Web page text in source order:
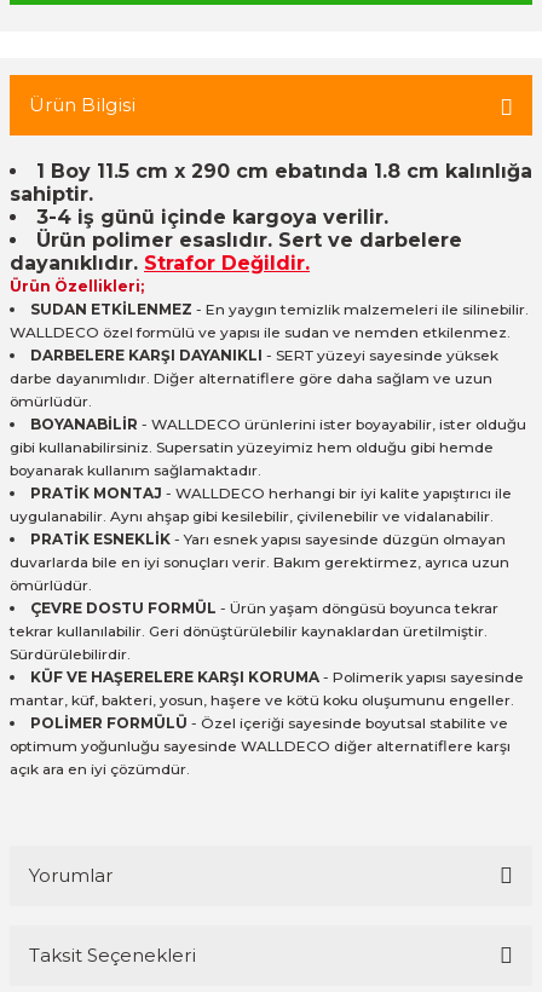
Duvar Kaplama
Ürün Bilgisi
1 Boy 11.5 cm x 290 cm ebatında 1.8 cm kalınlığa
sahiptir.
3-4 iş günü içinde kargoya verilir.
Ürün polimer esaslıdır. Sert ve darbelere
dayanıklıdır. Strafor Değildir.
Ürün Özellikleri;
SUDAN ETKİLENMEZ - En yaygın temizlik malzemeleri ile silinebilir.
WALLDECO özel formülü ve yapısı ile sudan ve nemden etkilenmez.
DARBELERE KARŞI DAYANIKLI - SERT yüzeyi sayesinde yüksek
darbe dayanımlıdır. Diğer alternatiflere göre daha sağlam ve uzun
ömürlüdür.
BOYANABİLİR - WALLDECO ürünlerini ister boyayabilir, ister olduğu
gibi kullanabilirsiniz. Supersatin yüzeyimiz hem olduğu gibi hemde
boyanarak kullanım sağlamaktadır.
PRATİK MONTAJ - WALLDECO herhangi bir iyi kalite yapıştırıcı ile
uygulanabilir. Aynı ahşap gibi kesilebilir, çivilenebilir ve vidalanabilir.
PRATİK ESNEKLİK- Yarı esnek yapısı sayesinde düzgün olmayan
duvarlarda bile en iyi sonuçları verir. Bakım gerektirmez, ayrıca uzun
ömürlüdür.
ÇEVRE DOSTU FORMÜL - Ürün yaşam döngüsü boyunca tekrar
tekrar kullanılabilir. Geri dönüştürülebilir kaynaklardan üretilmiştir.
Sürdürülebilirdir.
KÜF VE HAŞERELERE KARŞI KORUMA - Polimerik yapısı sayesinde
mantar, küf, bakteri, yosun, haşere ve kötü koku oluşumunu engeller.
POLİMER FORMÜLÜ - Özel içeriği sayesinde boyutsal stabilite ve
optimum yoğunluğu sayesinde WALLDECO diğer alternatiflere karşı
açık ara en iyi çözümdür.
Yorumlar
Taksit Seçenekleri